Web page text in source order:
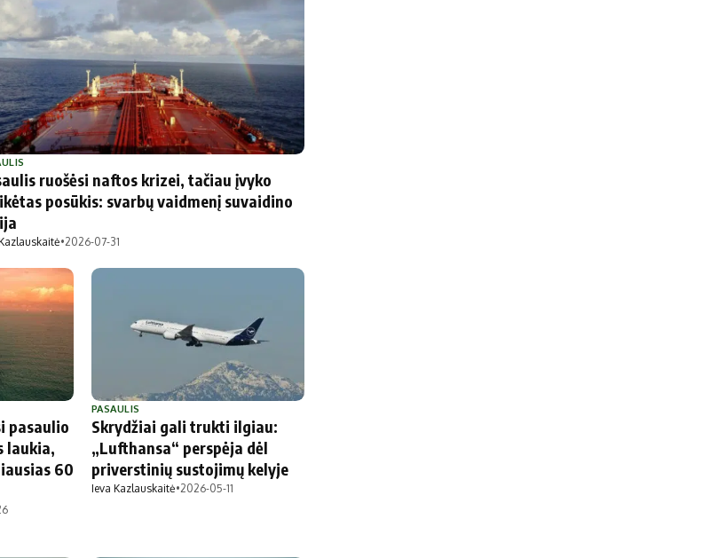
Kauno miesto
Klaipėdos miesto
Panevėžio miesto
Šiaulių miesto
Alytaus miesto
Marijampolės
Utenos rajono
Jonavos rajono
Vilkaviškio rajono
Tauragės rajono
Palangos miesto
Prienų rajono
ruošėsi naftos krizei, tačiau įvyko
posūkis: svarbų vaidmenį suvaidino
•2026-07-31
pasaulio
laukia,
60
PASAULIS
Skrydžiai gali trukti ilgiau:
„Lufthansa“ perspėja dėl
priverstinių sustojimų kelyje
Ieva Kazlauskaitė•2026-05-11